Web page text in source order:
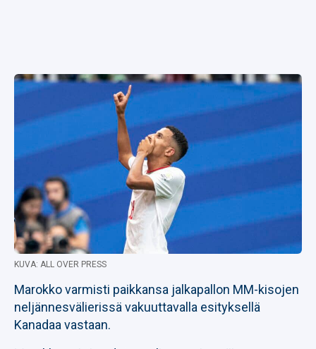
KUVA: ALL OVER PRESS
Marokko varmisti paikkansa jalkapallon MM-kisojen
neljännesvälierissä vakuuttavalla esityksellä
Kanadaa vastaan.